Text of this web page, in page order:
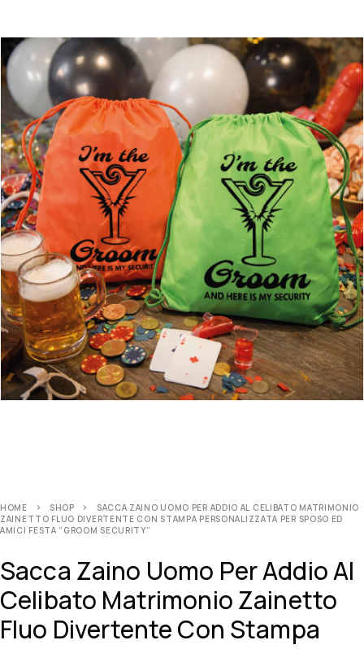
HOME SHOP
SACCA ZAINO UOMO PER ADDIO AL CELIBATO MATRIMONIO
ZAINETTO FLUO DIVERTENTE CON STAMPA PERSONALIZZATA PER SPOSO ED
AMICI FESTA ”GROOM SECURITY”
Sacca Zaino Uomo Per Addio Al
Celibato Matrimonio Zainetto
Fluo Divertente Con Stampa